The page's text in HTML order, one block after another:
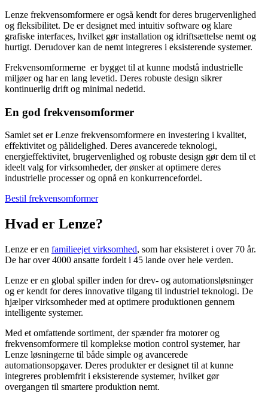
Lenze frekvensomformere er også kendt for deres brugervenlighed
og fleksibilitet. De er designet med intuitiv software og klare
grafiske interfaces, hvilket gør installation og idriftsættelse nemt og
hurtigt. Derudover kan de nemt integreres i eksisterende systemer.
Frekvensomformerne er bygget til at kunne modstå industrielle
miljøer og har en lang levetid. Deres robuste design sikrer
kontinuerlig drift og minimal nedetid.
En god frekvensomformer
Samlet set er Lenze frekvensomformere en investering i kvalitet,
effektivitet og pålidelighed. Deres avancerede teknologi,
energieffektivitet, brugervenlighed og robuste design gør dem til et
ideelt valg for virksomheder, der ønsker at optimere deres
industrielle processer og opnå en konkurrencefordel.
Bestil frekvensomformer
Hvad er Lenze?
Lenze er en familieejet virksomhed, som har eksisteret i over 70 år.
De har over 4000 ansatte fordelt i 45 lande over hele verden.
Lenze er en global spiller inden for drev- og automationsløsninger
og er kendt for deres innovative tilgang til industriel teknologi. De
hjælper virksomheder med at optimere produktionen gennem
intelligente systemer.
Med et omfattende sortiment, der spænder fra motorer og
frekvensomformere til komplekse motion control systemer, har
Lenze løsningerne til både simple og avancerede
automationsopgaver. Deres produkter er designet til at kunne
integreres problemfrit i eksisterende systemer, hvilket gør
overgangen til smartere produktion nemt.